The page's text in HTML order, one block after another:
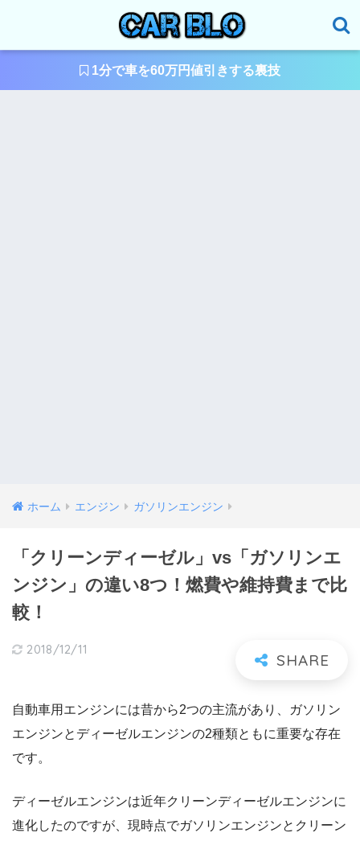
1分で車を60万円値引きする裏技
ホーム エンジン ガソリンエンジン
「クリーンディーゼル」vs「ガソリンエ
ンジン」の違い8つ！燃費や維持費まで比
較！
2018/12/11
自動車用エンジンには昔から2つの主流があり、ガソリン
エンジンとディーゼルエンジンの2種類ともに重要な存在
です。
ディーゼルエンジンは近年クリーンディーゼルエンジンに
進化したのですが、現時点でガソリンエンジンとクリーン